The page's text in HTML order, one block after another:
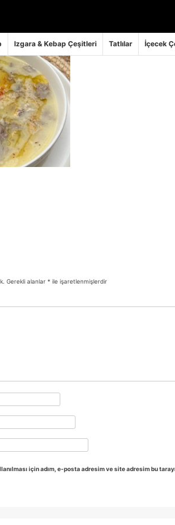
Izgara & Kebap Çeşitleri Tatlılar İçecek
Gerekli alanlar * ile işaretlenmişlerdir
için adım, e-posta adresim ve site adresim bu